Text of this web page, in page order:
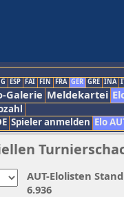
ESP FAI FIN FRA GER GRE INA
Galerie Meldekartei
Spieler anmelden Elo
AUT-Elolisten
6.936